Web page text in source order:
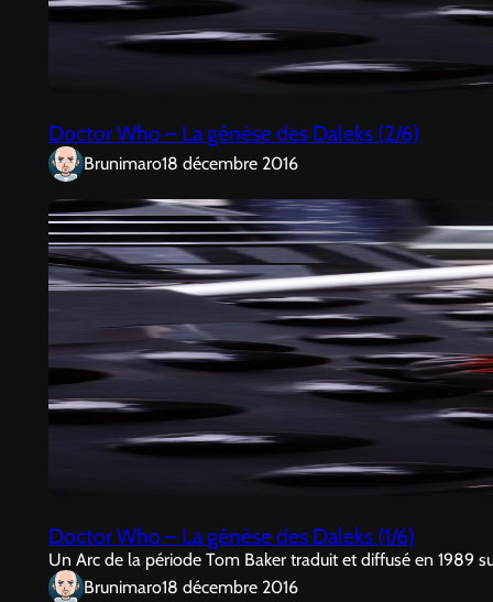
Doctor Who – La génèse des Daleks (2/6)
Brunimaro18 décembre 2016
Doctor Who – La génèse des Daleks (1/6)
Un Arc de la période Tom Baker traduit et diffusé en 1989
Brunimaro18 décembre 2016